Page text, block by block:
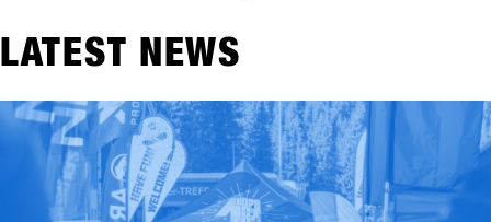
LATEST NEWS